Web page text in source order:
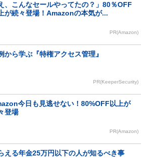
え、こんなセールやってたの？」80％OFF
が続々登場！Amazonの本気が...
PR(Amazon)
から学ぶ『特権アクセス管理』
PR(KeeperSecurity)
今日も見逃せない！80%OFF以上が
登場
PR(Amazon)
える年金25万円以下の人が知るべき事